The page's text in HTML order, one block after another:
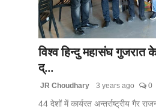
विश्व हिन्दु महासंघ गुजरात
द्...
JR Choudhary 3 years ago 0
44 देशों में कार्यरत अन्तर्राष्ट्रीय गैर